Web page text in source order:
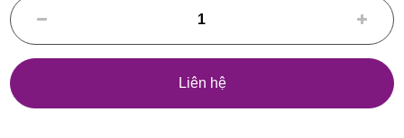
huyện
Liên hệ